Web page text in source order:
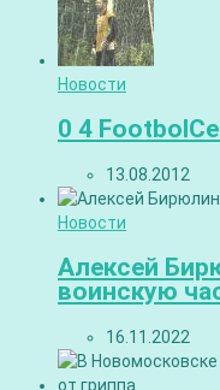
Новости
0 4
13.08.2012
Новости
Алексей
воинскую
16.11.2022